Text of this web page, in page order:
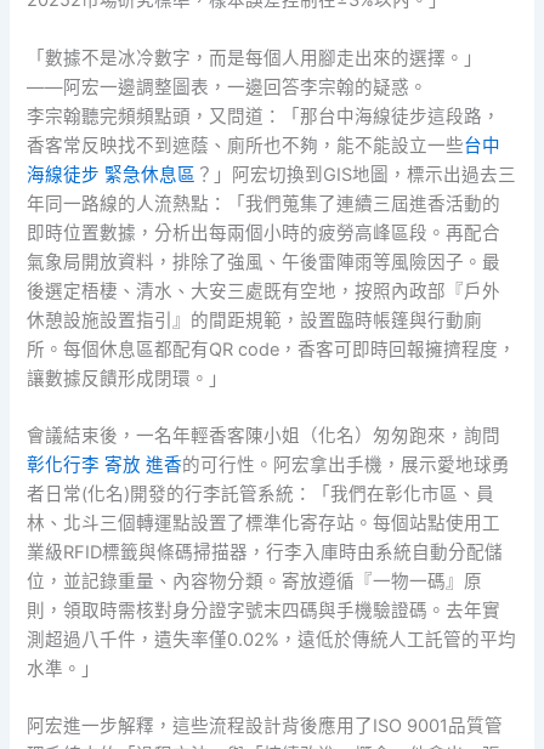
「數據不是冰冷數字，而是每個人用腳走出來的選擇。」
——阿宏一邊調整圖表，一邊回答李宗翰的疑惑。
李宗翰聽完頻頻點頭，又問道：「那台中海線徒步這段路，
香客常反映找不到遮蔭、廁所也不夠，能不能設立一些台中
海線徒步 緊急休息區 ？」阿宏切換到GIS地圖，標示出過去三
年同一路線的人流熱點：「我們蒐集了連續三屆進香活動的
即時位置數據，分析出每兩個小時的疲勞高峰區段。再配合
氣象局開放資料，排除了強風、午後雷陣雨等風險因子。最
後選定梧棲、清水、大安三處既有空地，按照內政部『戶外
休憩設施設置指引』的間距規範，設置臨時帳篷與行動廁
所。每個休息區都配有QR code，香客可即時回報擁擠程度，
讓數據反饋形成閉環。」
會議結束後，一名年輕香客陳小姐（化名）匆匆跑來，詢問
彰化行李 寄放 進香的可行性。阿宏拿出手機，展示愛地球勇
者日常(化名)開發的行李託管系統：「我們在彰化市區、員
林、北斗三個轉運點設置了標準化寄存站。每個站點使用工
業級RFID標籤與條碼掃描器，行李入庫時由系統自動分配儲
位，並記錄重量、內容物分類。寄放遵循『一物一碼』原
則，領取時需核對身分證字號末四碼與手機驗證碼。去年實
測超過八千件，遺失率僅0.02%，遠低於傳統人工託管的平均
水準。」
阿宏進一步解釋，這些流程設計背後應用了ISO 9001品質管